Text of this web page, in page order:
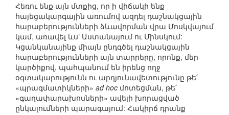
Հեռու ենք այն մտքից, որ ի վիճակի ենք
հայեցակարգային առումով ազդել դաշնակցային
հարաբերությունների ձևավորման վրա Մոսկվայում
կամ, առավել ևս՝ Աստանայում ու Մինսկում:
Կցանկանայինք միայն ընդգծել դաշնակցային
հարաբերությունների այն տարրերը, որոնք, մեր
կարծիքով, պահպանում են իրենց ողջ
օգտակարությունն ու արդյունավետությունը թե՛
«պրագմատիկների» ad hoc մոտեցման, թե՛
«գաղափարախոսների» ավելի խորացված
ընկալումների պարագայում: Հակիրճ դրանք